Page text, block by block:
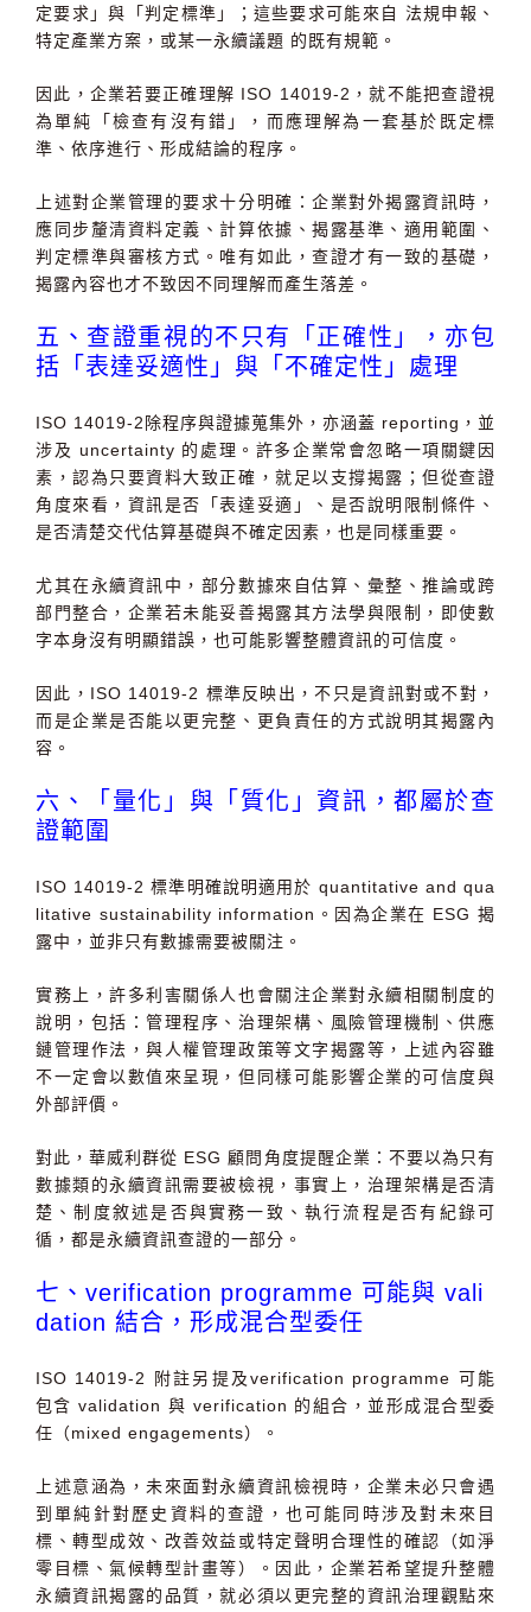
定要求 」與「 判定標準 」；這些要求可能來自 法規申報、
特定產業方案，或某一永續議題 的既有規範。
因此，企業若要正確理解 ISO 14019-2 ，就不能把查證視
為單純「檢查有沒有錯」，而應理解為一套基於既定標
準、依序進行、形成結論的程序。
上述對企業管理的要求十分明確：企業對外揭露資訊時，
應同步釐清資料定義、計算依據、揭露基準、適用範圍、
判定標準與審核方式。唯有如此，查證才有一致的基礎，
揭露內容也才不致因不同理解而產生落差。
五、查證重視的不只有「正確性」，亦包
括「表達妥適性」與「不確定性」處理
ISO 14019-2 除程序與證據蒐集外，亦涵蓋 reporting ，並
涉及 uncertainty 的處理。許多企業常會忽略一項關鍵因
素，認為只要資料大致正確，就足以支撐揭露；但從查證
角度來看，資訊是否「表達妥適 」、是否說明限制條件、
是否清楚交代估算基礎與不確定因素，也是同樣重要。
尤其在永續資訊中，部分數據來自估算、彙整、推論或跨
部門整合，企業若未能妥善揭露其方法學與限制，即使數
字本身沒有明顯錯誤，也可能影響整體資訊的可信度。
因此， ISO 14019-2 標準反映出，不只是資訊對或不對，
而是企業是否能以更完整、更負責任的方式說明其揭露內
容。
六、「量化」與「質化」資訊，都屬於查
證範圍
ISO 14019-2標準明確說明適用於 quantitative and qua
litative sustainability information 。因為企業在 ESG揭
露中，並非只有數據需要被關注。
實務上，許多利害關係人也會關注企業對永續相關制度的
說明，包括：管理程序、治理架構、風險管理機制、供應
鏈管理作法，與人權管理政策等文字揭露等，上述內容雖
不一定會以數值來呈現，但同樣可能影響企業的可信度與
外部評價。
對此，華威利群從 ESG 顧問角度提醒企業：不要以為只有
數據類的永續資訊需要被檢視，事實上，治理架構是否清
楚、制度敘述是否與實務一致、執行流程是否有紀錄可
循，都是永續資訊查證的一部分。
七、verification programme 可能與 vali
dation 結合，形成混合型委任
ISO 14019-2 附註另提及verification programme 可能
包含 validation 與 verification 的組合，並形成混合型委
任（mixed engagements）。
上述意涵為，未來面對永續資訊檢視時，企業未必只會遇
到單純針對歷史資料的查證，也可能同時涉及對未來目
標、轉型成效、改善效益或特定聲明合理性的確認（如淨
零目標、氣候轉型計畫等）。因此，企業若希望提升整體
永續資訊揭露的品質，就必須以更完整的資訊治理觀點來